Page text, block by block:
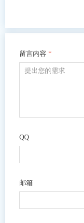
留言内容 *
QQ
邮箱